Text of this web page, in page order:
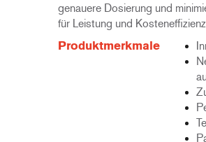
genauere Dosierung und
für Leistung und
Produktmerkmale